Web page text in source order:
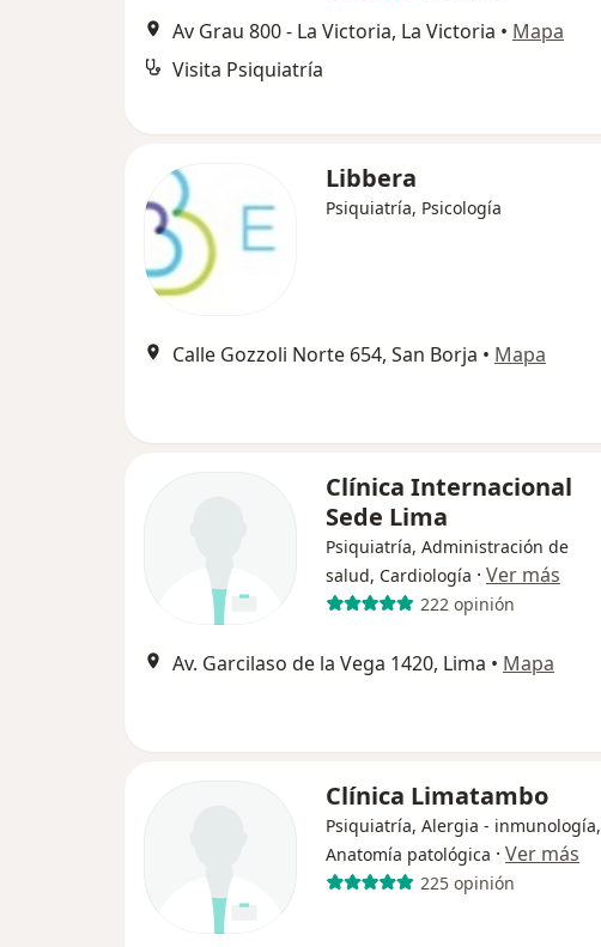
Av Grau 800 - La Victoria, La Victoria • Mapa
Visita Psiquiatría
Libbera
Psiquiatría, Psicología
Calle Gozzoli Norte 654, San Borja • Mapa
Clínica Internacional
Sede Lima
Psiquiatría, Administración de
salud, Cardiología · Ver más
222 opinión
Av. Garcilaso de la Vega 1420, Lima • Mapa
Clínica Limatambo
Psiquiatría, Alergia - inmunología,
Anatomía patológica · Ver más
225 opinión